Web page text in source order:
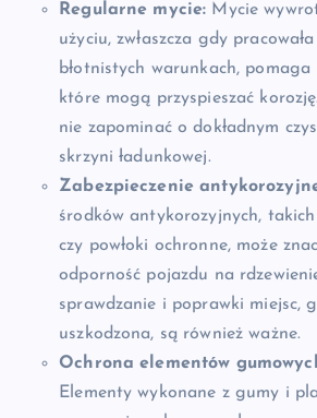
Regularne mycie: Mycie
użyciu, zwłaszcza gdy
błotnistych warunkach, pomaga
które mogą przyspieszać
nie zapominać o dokładnym
skrzyni ładunkowej.
Zabezpieczenie
środków antykorozyjnych,
czy powłoki ochronne, może
odporność pojazdu na
sprawdzanie i poprawki miejsc,
uszkodzona, są również ważne.
Ochrona elementów
Elementy wykonane z gumy i